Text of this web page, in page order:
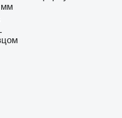
мм